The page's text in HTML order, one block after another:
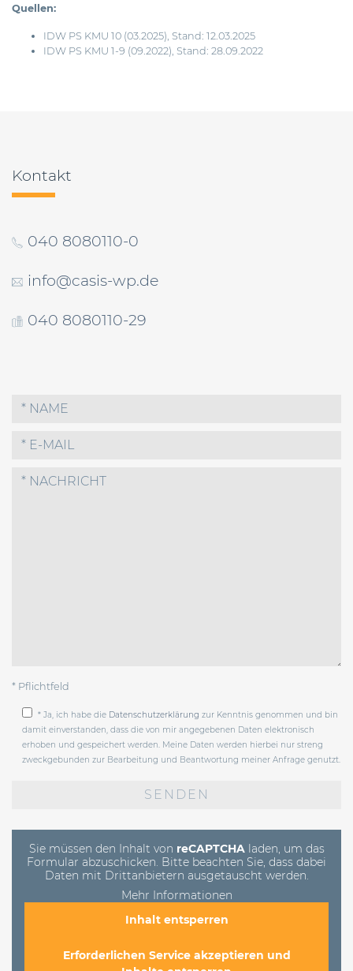
Quellen:
IDW PS KMU 10 (03.2025), Stand: 12.03.2025
IDW PS KMU 1-9 (09.2022), Stand: 28.09.2022
Kontakt
040 8080110-0
info@casis-wp.de
040 8080110-29
* Pflichtfeld
* Ja, ich habe die Datenschutzerklärung zur Kenntnis genommen und bin
damit einverstanden, dass die von mir angegebenen Daten elektronisch
erhoben und gespeichert werden. Meine Daten werden hierbei nur streng
zweckgebunden zur Bearbeitung und Beantwortung meiner Anfrage genutzt.
Sie müssen den Inhalt von reCAPTCHAladen, um das
Formular abzuschicken. Bitte beachten Sie, dass dabei
Daten mit Drittanbietern ausgetauscht werden.
Mehr Informationen
Inhalt entsperren
Erforderlichen Service akzeptieren und